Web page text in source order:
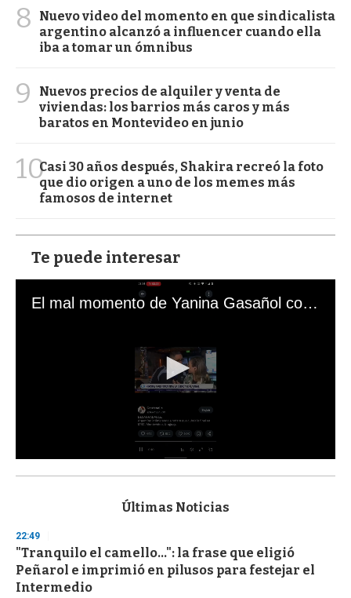
8
Nuevo video del momento en que sindicalista
argentino alcanzó a influencer cuando ella
iba a tomar un ómnibus
9
Nuevos precios de alquiler y venta de
viviendas: los barrios más caros y más
baratos en Montevideo en junio
10Casi 30 años después, Shakira recreó la foto
que dio origen a uno de los memes más
famosos de internet
Te puede interesar
El mal momento de Yanina Gasañol con un hincha argentino en "Subrayado"
s
d
s
o
f
3
Últimas Noticias
22:49
"Tranquilo el camello...": la frase que eligió
Peñarol e imprimió en pilusos para festejar el
Intermedio